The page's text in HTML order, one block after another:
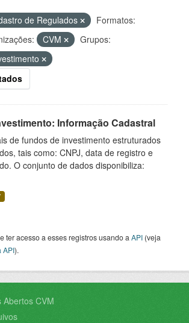
de Regulados
Formatos:
CVM
Grupos:
Informação Cadastral
de fundos de investimento estruturados
tais como: CNPJ, data de registro e
O conjunto de dados disponibiliza:
ter acesso a esses registros usando a API (veja
API).
Abertos CVM